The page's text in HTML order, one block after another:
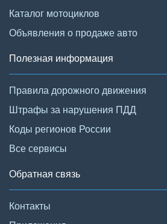
Каталог мотоциклов
Объявления о продаже авто
Полезная информация
Правила дорожного движения
Штрафы за нарушения ПДД
Коды регионов России
Все сервисы
Обратная связь
Контакты